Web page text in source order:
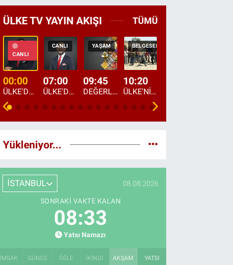
ÜLKE TV YAYIN AKIŞI TÜMÜ
CANLI
00:00
ÜLKE'DE BU GECE
CANLI
07:00
ÜLKE'DE HAFTA SONU
YAŞAM
09:45
DEĞERLERİN DAVETİ
BELGESEL
10:20
ÜLKE'NİN ÇOCUKLARI
Yükleniyor...
İSTANBUL 08.08.2026
SONRAKI VAKTE KALAN
08:31
Yatsı Namazı
İMSAK GÜNEŞ ÖĞLE İKINDI AKŞAM YATSI